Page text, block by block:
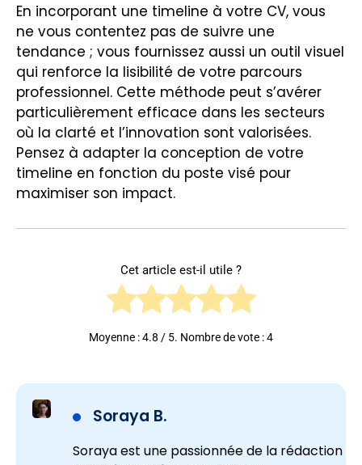
En incorporant une timeline à votre CV, vous
ne vous contentez pas de suivre une
tendance ; vous fournissez aussi un outil visuel
qui renforce la lisibilité de votre parcours
professionnel. Cette méthode peut s’avérer
particulièrement efficace dans les secteurs
où la clarté et l’innovation sont valorisées.
Pensez à adapter la conception de votre
timeline en fonction du poste visé pour
maximiser son impact.
Cet article est-il utile ?
Moyenne :4.8 / 5. Nombre de vote :4
Soraya B.
Soraya est une passionnée de la rédaction